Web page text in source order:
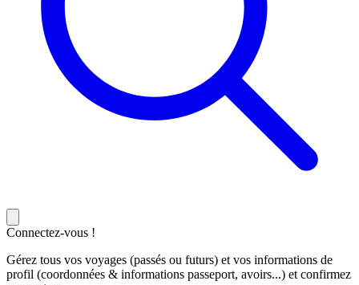
Connectez-vous !
Gérez tous vos voyages (passés ou futurs) et vos informations de
profil (coordonnées & informations passeport, avoirs...) et confirmez